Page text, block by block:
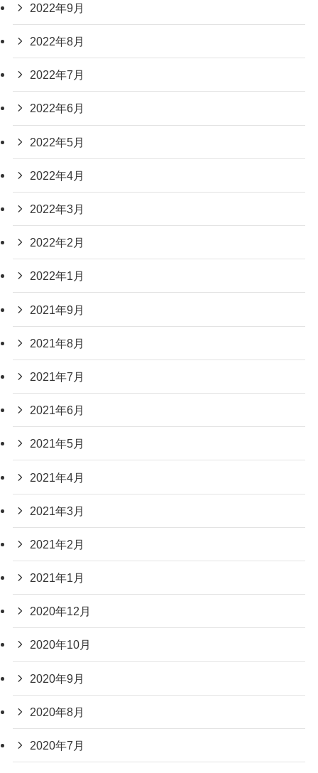
2022年9月
2022年8月
2022年7月
2022年6月
2022年5月
2022年4月
2022年3月
2022年2月
2022年1月
2021年9月
2021年8月
2021年7月
2021年6月
2021年5月
2021年4月
2021年3月
2021年2月
2021年1月
2020年12月
2020年10月
2020年9月
2020年8月
2020年7月